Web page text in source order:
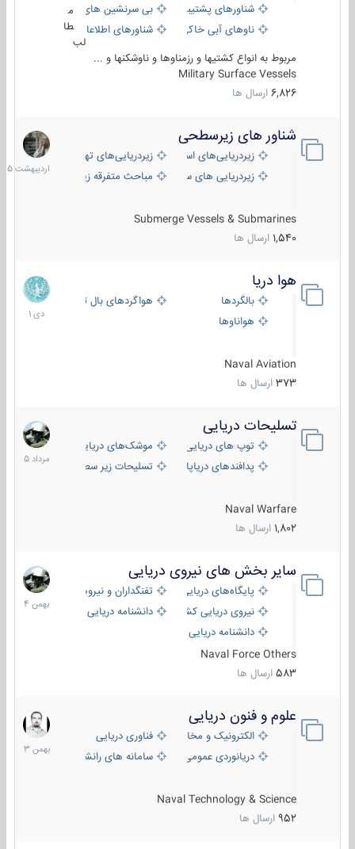
شناورهای پشتیبانی
بی سرنشین های دریایی
ناوهای آبی خاکی و نیروبرشناورهای اطلاعاتی و جاسوسی
طا
لب
مربوط به انواع کشتیها و رزمناوها و ناوشکنها و ...
Military Surface Vessels
6,826 ارسال ها
شناور های زیرسطحی
زیردریایی‌های استراتژیکزیردریایی‌های تهاجمی
زیردریایی های سبک
مباحث متفرقه زیرسطحی
Submerge Vessels & Submarines
1,540 ارسال ها
31
1405
هوا دریا
بالگردها
هواگردهای بال ثابت
هواناوها
Naval Aviation
373 ارسال ها
12
دی
1401
تسلیحات دریایی
توپ های دریایی
موشک‌های دریایی
پدافندهای دریاپایه
تسلیحات زیر سطحی
Naval Warfare
1,802 ارسال ها
2
مرداد
1405
سایر بخش های نیروی دریایی
پایگاه‌های دریایی
تفنگداران و نیروهای ویژه‌ی دریایی
نیروی دریایی کشورهای مختلفدانشنامه دریایی
دانشنامه دریایی کپی
Naval Force Others
583 ارسال ها
22
بهمن
1404
علوم و فنون دریایی
الکترونیک و مخابرات دریاییفناوری دریایی
دریانوردی عمومی
سامانه های رانشی دریایی
Naval Technology & Science
952 ارسال ها
6
بهمن
1403